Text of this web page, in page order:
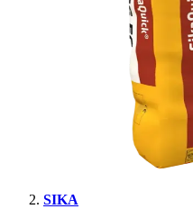
SIKA